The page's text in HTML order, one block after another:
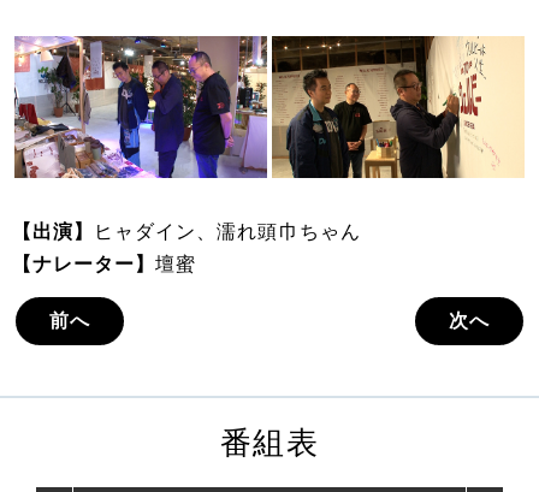
【出演】
ヒャダイン、濡れ頭巾ちゃん
【ナレーター】壇蜜
前へ 次へ
番組表